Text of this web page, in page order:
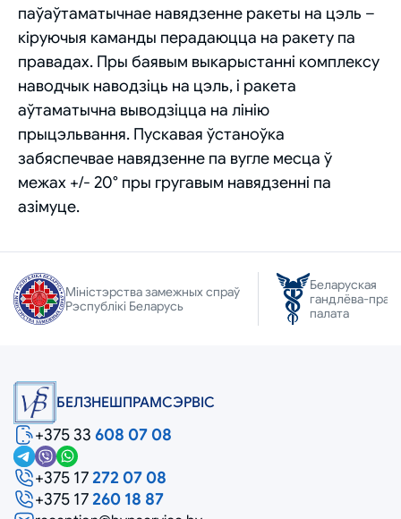
паўаўтаматычнае навядзенне ракеты на цэль –
кіруючыя каманды перадаюцца на ракету па
правадах. Пры баявым выкарыстанні комплексу
наводчык наводзіць на цэль, і ракета
аўтаматычна выводзіцца на лінію
прыцэльвання. Пускавая ўстаноўка
забяспечвае навядзенне па вугле месца ў
межах +/- 20° пры гругавым навядзенні па
азімуце.
Міністэрства замежных спраў
Рэспублікі Беларусь
Беларуская
гандлёва-
палата
БЕЛЗНЕШПРАМСЭРВIС
+375 33 608 07 08
+375 17 272 07 08
+375 17 260 18 87